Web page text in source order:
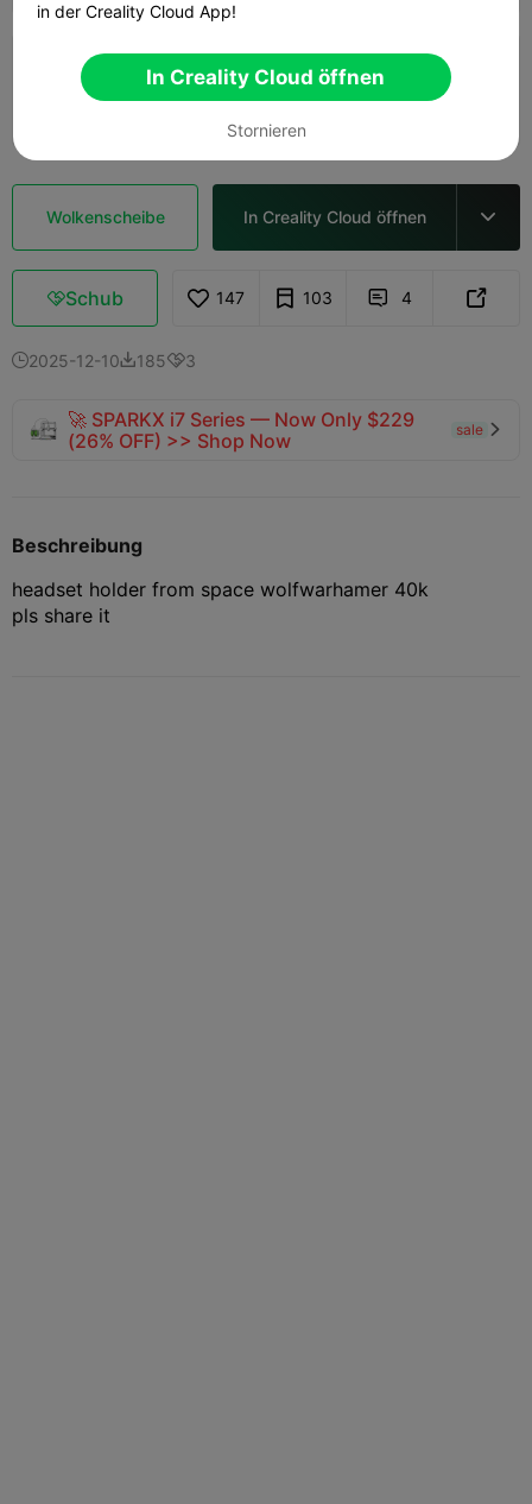
0.2mm layer, 2 walls, 15% infill
 03h 22m  1 plates  30.99g
Wolkenscheibe In Creality Cloud öffnen 
Schub 147 103  4 
2025-12-101853
🚀 SPARKX i7 Series — Now Only $229
(26% OFF) >> Shop Now
sale 
Beschreibung
headset holder from space wolfwarhamer 40k
pls share it
in der Creality Cloud App!
In Creality Cloud öffnen
Stornieren